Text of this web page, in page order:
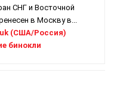
СНГ и Восточной
в Москву в...
(США/Россия)
бинокли